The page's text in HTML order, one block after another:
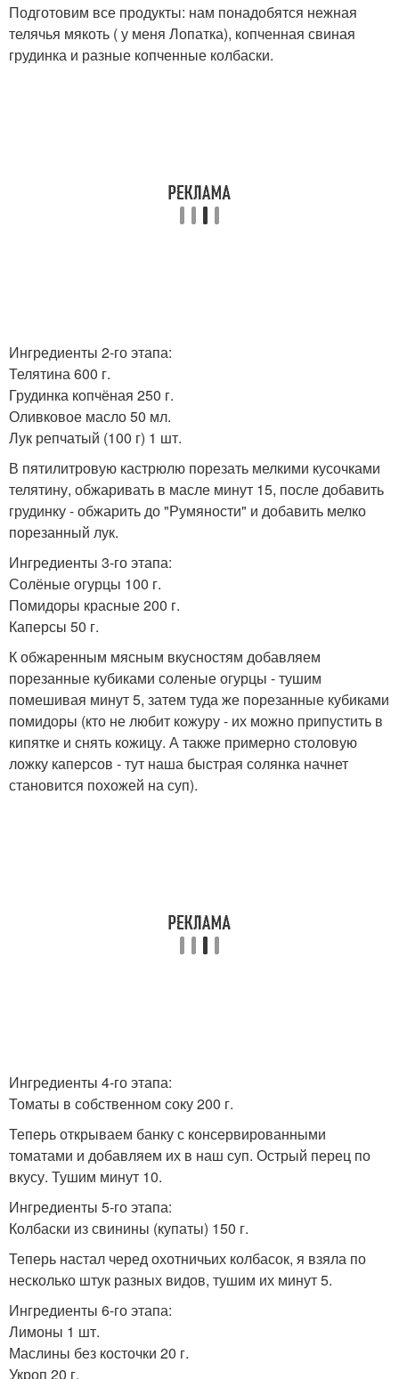
Подготовим все продукты: нам понадобятся нежная
телячья мякоть ( у меня Лопатка), копченная свиная
грудинка и разные копченные колбаски.
Ингредиенты 2-го этапа:
Телятина 600 г.
Грудинка копчёная 250 г.
Оливковое масло 50 мл.
Лук репчатый (100 г) 1 шт.
В пятилитровую кастрюлю порезать мелкими кусочками
телятину, обжаривать в масле минут 15, после добавить
грудинку - обжарить до "Румяности" и добавить мелко
порезанный лук.
Ингредиенты 3-го этапа:
Солёные огурцы 100 г.
Помидоры красные 200 г.
Каперсы 50 г.
К обжаренным мясным вкусностям добавляем
порезанные кубиками соленые огурцы - тушим
помешивая минут 5, затем туда же порезанные кубиками
помидоры (кто не любит кожуру - их можно припустить в
кипятке и снять кожицу. А также примерно столовую
ложку каперсов - тут наша быстрая солянка начнет
становится похожей на суп).
Ингредиенты 4-го этапа:
Томаты в собственном соку 200 г.
Теперь открываем банку с консервированными
томатами и добавляем их в наш суп. Острый перец по
вкусу. Тушим минут 10.
Ингредиенты 5-го этапа:
Колбаски из свинины (купаты) 150 г.
Теперь настал черед охотничьих колбасок, я взяла по
несколько штук разных видов, тушим их минут 5.
Ингредиенты 6-го этапа:
Лимоны 1 шт.
Маслины без косточки 20 г.
Укроп 20 г.